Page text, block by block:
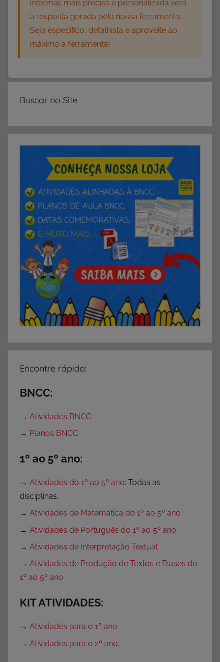
informar, mais precisa e personalizada será
a resposta gerada pela nossa ferramenta.
Seja específico, detalhista e aproveite ao
máximo a ferramenta!
Buscar no Site
Encontre rápido:
BNCC:
→ Atividades BNCC
→ Planos BNCC
1º ao 5º ano:
→ Atividades do 1º ao 5º ano: Todas as
disciplinas.
→ Atividades de Matemática do 1º ao 5º ano
→ Atividades de Português do 1º ao 5º ano
→ Atividades de Interpretação Textual
→ Atividades de Produção de Textos e Frases do
1º ao 5º ano
KIT ATIVIDADES:
→ Atividades para o 1º ano.
→ Atividades para o 2º ano.